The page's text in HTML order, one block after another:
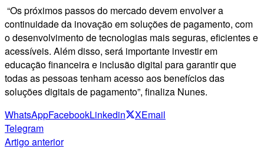
“Os próximos passos do mercado devem envolver a
continuidade da inovação em soluções de pagamento, com
o desenvolvimento de tecnologias mais seguras, eficientes e
acessíveis. Além disso, será importante investir em
educação financeira e inclusão digital para garantir que
todas as pessoas tenham acesso aos benefícios das
soluções digitais de pagamento”, finaliza Nunes.
WhatsAppFacebookLinkedin XEmail
Telegram
Artigo anterior